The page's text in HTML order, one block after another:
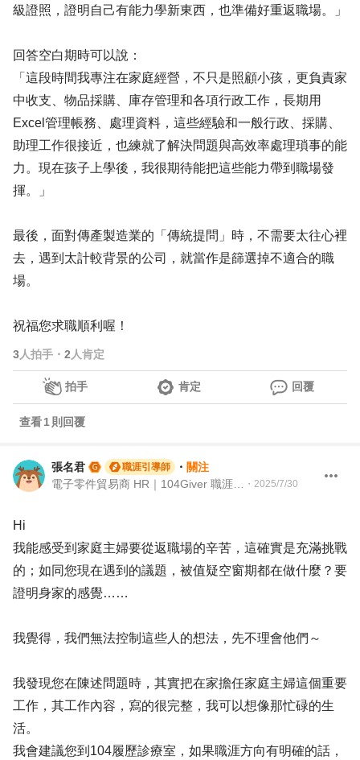
級證照，證明自己有能力學新東西，也準備好重返職場。」
回答空白期時可以說：
「這段時間我專注在家庭經營，不只是照顧小孩，更負責家
中收支、物品採購、庫存管理和各項行政工作，長期用
Excel管理帳務、處理資料，這些經驗和一般行政、採購、
助理工作很接近，也練就了解決問題與高效率處理瑣事的能
力。現在孩子上學後，我很期待能把這些能力帶到職場發
揮。」
最後，面對傳產製造業的「傳統提問」時，不需要太往心裡
去，遇到太計較背景的公司，就當作是篩選掉不適合的職
場。
祝福您求職順利喔！
3人拍手 ・ 2 人肯定
拍手 肯定 回覆
查看1 則回覆
張名君 職涯引導師 ・ 關注
・ 2025/7/30
Hi
我能感受到家庭主婦要從返職場的辛苦，這確實是充滿挑戰
的；如同您現在遇到的議題，被值疑空窗期都在做什麼？要
證明身家的感覺……
我覺得，我們無法控制這些人的想法，先不理會他們～
我發現您在陳述問題時，其實把在家擔任家庭主婦這個重要
工作，其工作內容，寫的很完整，我可以想像那忙碌的生
活。
我會建議您到104履歷診療室，如果職涯方向有明確的話，